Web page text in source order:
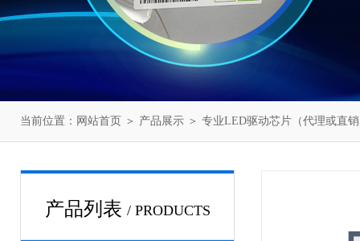
当前位置： 网站首页 ＞ 产品展示 ＞ 专业LED驱动芯片（代理或直
产品列表 / PRODUCTS